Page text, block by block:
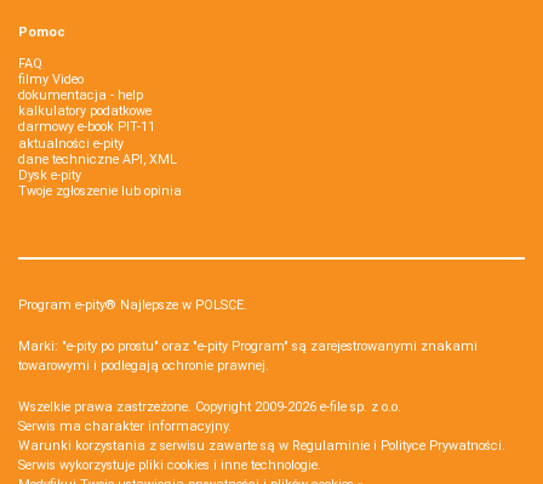
Pomoc
FAQ
filmy Video
dokumentacja - help
kalkulatory podatkowe
darmowy e-book PIT-11
aktualności e-pity
dane techniczne API, XML
Dysk e-pity
Twoje zgłoszenie lub opinia
Program e-pity® Najlepsze w POLSCE.
Marki: "e-pity po prostu" oraz "e-pity Program" są zarejestrowanymi znakami
towarowymi i podlegają ochronie prawnej.
Wszelkie prawa zastrzeżone. Copyright 2009-2026 e-file sp. z o.o.
Serwis ma charakter informacyjny.
Warunki korzystania z serwisu zawarte są w Regulaminie i Polityce Prywatności.
Serwis wykorzystuje pliki cookies i inne technologie.